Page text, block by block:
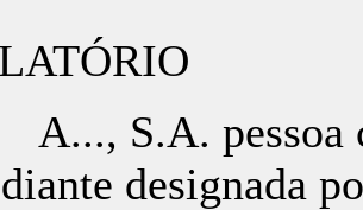
pessoa
designada